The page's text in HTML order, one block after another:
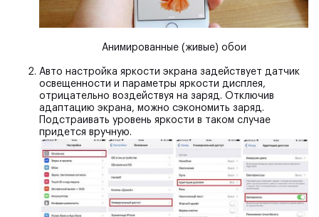
Анимированные (живые) обои
Авто настройка яркости экрана задействует датчик
освещенности и параметры яркости дисплея,
отрицательно воздействуя на заряд. Отключив
адаптацию экрана, можно сэкономить заряд.
Подстраивать уровень яркости в таком случае
придется вручную.